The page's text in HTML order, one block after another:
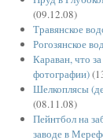
(09.12.08)
Травянское
Рогозянское
Караван, что
фотографии)
Шелкоплясы
(08.11.08)
Пейнтбол на
заводе в